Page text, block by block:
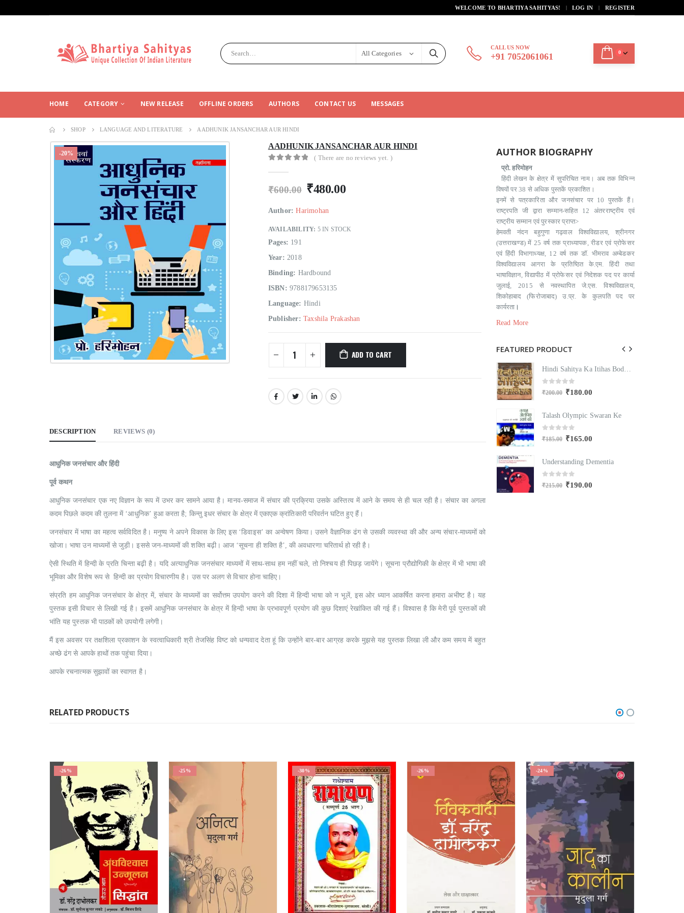
WELCOME TO BHARTIYA SAHITYAS! | LOG IN REGISTER
All Categories
CALL US NOW
+91 7052061061 0
HOME CATEGORY NEW RELEASE OFFLINE ORDERS AUTHORS CONTACT US MESSAGES
SHOP LANGUAGE AND LITERATURE AADHUNIK JANSANCHAR AUR HINDI
-20%
AADHUNIK JANSANCHAR AUR HINDI
( There are no reviews yet. )
₹600.00 ₹480.00
Author: Harimohan
AVAILABILITY: 5 IN STOCK
Pages: 191
Year: 2018
Binding: Hardbound
ISBN: 9788179653135
Language: Hindi
Publisher: Taxshila Prakashan
ADD TO CART
DESCRIPTION REVIEWS (0)
आधुनिक जनसंचार और हिंदी
पूर्व कथन
आधुनिक जनसंचार एक नए विज्ञान के रूप में उभर कर सामने आया है। मानव-समाज में संचार की प्रक्रिया उसके अस्तित्व में आने के समय से ही चल रही है। संचार का अगला
कदम पिछले कदम की तुलना में ‘आधुनिक’ हुआ करता है; किन्तु इधर संचार के क्षेत्र में एकाएक क्रांतिकारी परिवर्तन घटित हुए हैं।
जनसंचार में भाषा का महत्व सर्वविदित है। मनुष्य ने अपने विकास के लिए इस ‘डिवाइस’ का अन्वेषण किया। उसने वैज्ञानिक ढंग से उसकी व्यवस्था की और अन्य संचार-माध्यमों को
खोजा। भाषा उन माध्यमों से जुड़ी। इससे जन-माध्यमों की शक्ति बढ़ी। आज ‘सूचना ही शक्ति है’, की अवधारणा चरितार्थ हो रही है।
ऐसी स्थिति में हिन्दी के प्रति चिन्ता बढ़ी है। यदि अत्याधुनिक जनसंचार माध्यमों में साथ-साथ हम नहीं चले, तो निश्चय ही पिछड़ जायेंगे। सूचना प्रौद्योगिकी के क्षेत्र में भी भाषा की
भूमिका और विशेष रूप से हिन्दी का प्रयोग विचारणीय है। उस पर अलग से विचार होना चाहिए।
संप्रति हम आधुनिक जनसंचार के क्षेत्र में, संचार के माध्यमों का सर्वोत्तम उपयोग करने की दिशा में हिन्दी भाषा को न भूलें, इस ओर ध्यान आकर्षित करना हमारा अभीष्ट है। यह
पुस्तक इसी विचार से लिखी गई है। इसमें आधुनिक जनसंचार के क्षेत्र में हिन्दी भाषा के प्रभावपूर्ण प्रयोग की कुछ दिशाएं रेखांकित की गई हैं। विश्वास है कि मेरी पूर्व पुस्तकों की
भांति यह पुस्तक भी पाठकों को उपयोगी लगेगी।
मैं इस अवसर पर तक्षशिला प्रकाशन के स्वत्वाधिकारी श्री तेजसिंह विष्ट को धन्यवाद देता हूं कि उन्होंने बार-बार आग्रह करके मुझसे यह पुस्तक लिखा ली और कम समय में बहुत
अच्छे ढंग से आपके हाथों तक पहुंचा दिया।
आपके रचनात्मक सुझावों का स्वागत है।
AUTHOR BIOGRAPHY
प्रो. हरिमोहन
हिंदी लेखन के क्षेत्र में सुपरिचित नाम। अब तक विभिन्‍न
विषयों पर 38 से अधिक पुस्तकें प्रकाशित।
इनमें से पत्रकारिता और जनसंचार पर 10 पुस्तकें हैं।
राष्ट्रपति जी द्वारा सम्मान-सहित 12 अंतरराष्ट्रीय एवं
राष्ट्रीय सम्मान एवं पुरस्कार प्राप्त>
हेमवती नंदन बहुगुणा गढ़वाल विश्वविद्यालय, श्रीनगर
(उत्तराखण्ड) में 25 वर्ष तक प्राध्यापक, रीडर एवं प्रोफेसर
एवं हिंदी विभागाध्यक्ष, 12 वर्ष तक डॉ. भीमराव अम्बेडकर
विश्वविद्यालय आगरा के प्रतिष्ठित के.एम. हिंदी तथा
भाषाविज्ञान, विद्यापीठ में प्रोफेसर एवं निदेशक पद पर कार्या
जुलाई, 2015 से नवस्थापित जे.एस. विश्वविद्यालय,
शिकोहाबाद (फिरोजाबाद) उ.प्र. के कुलपति पद पर
कार्यरता ।
Read More
FEATURED PRODUCT
Hindi Sahitya Ka Itihas Bodhgamya Path
out of 5
200.00 ₹180.00
Hindi Sahitya Ka Itihas Bodhgamya Path
0out of 5
₹200.00 ₹180.00
Talash Olympic Swaran Ke
0out of 5
₹185.00 ₹165.00
Understanding Dementia
0out of 5
₹215.00 ₹190.00
RELATED PRODUCTS
-26% -25% -30% -26% -24%